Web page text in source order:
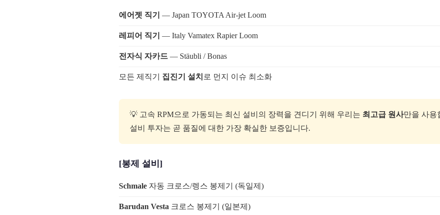
에어젯 직기 — Japan TOYOTA Air-jet Loom
레피어 직기 — Italy Vamatex Rapier Loom
전자식 자카드 — Stäubli / Bonas
모든 제직기 집진기 설치 로 먼지 이슈 최소화
💡 고속 RPM으로 가동되는 최신 설비의 장력을 견디기 위해 우리는 최고급 원사만을 사용
설비 투자는 곧 품질에 대한 가장 확실한 보증입니다.
[봉제 설비]
Schmale 자동 크로스/렝스 봉제기 (독일제)
Barudan Vesta 크로스 봉제기 (일본제)